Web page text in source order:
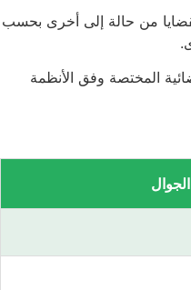
من حالة إلى أخرى بحسب
المختصة وفق الأنظمة